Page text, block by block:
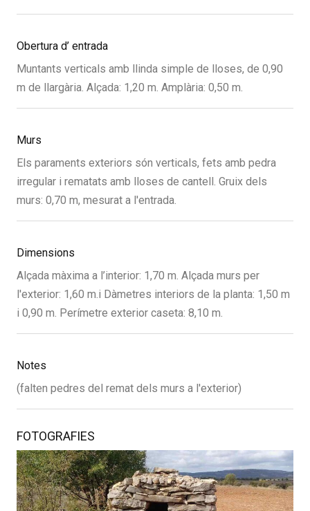
Obertura d’ entrada
Muntants verticals amb llinda simple de lloses, de 0,90
m de llargària. Alçada: 1,20 m. Amplària: 0,50 m.
Murs
Els paraments exteriors són verticals, fets amb pedra
irregular i rematats amb lloses de cantell. Gruix dels
murs: 0,70 m, mesurat a l'entrada.
Dimensions
Alçada màxima a l’interior: 1,70 m. Alçada murs per
l'exterior: 1,60 m.i Dàmetres interiors de la planta: 1,50 m
i 0,90 m. Perímetre exterior caseta: 8,10 m.
Notes
(falten pedres del remat dels murs a l'exterior)
FOTOGRAFIES